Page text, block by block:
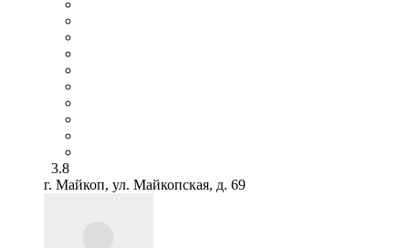
3.8
г. Майкоп, ул. Майкопская, д. 69